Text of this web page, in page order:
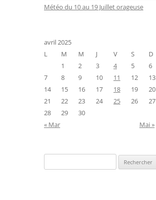
Météo du 10 au 19 Juillet orageuse
avril 2025
L
M M J V S
D
1
2 3 4 5
6
7
8 9 10 11 12
13
14
15 16 17 18 19
20
21
22 23 24 25 26
27
28
29
30
« Mar
Mai »